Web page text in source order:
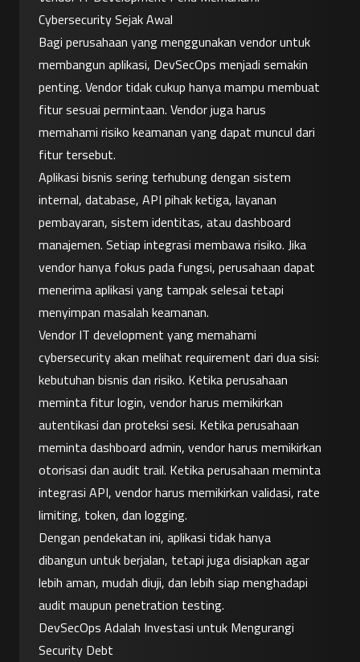
Cybersecurity Sejak Awal
Bagi perusahaan yang menggunakan vendor untuk
membangun aplikasi, DevSecOps menjadi semakin
penting. Vendor tidak cukup hanya mampu membuat
fitur sesuai permintaan. Vendor juga harus
memahami risiko keamanan yang dapat muncul dari
fitur tersebut.
Aplikasi bisnis sering terhubung dengan sistem
internal, database, API pihak ketiga, layanan
pembayaran, sistem identitas, atau dashboard
manajemen. Setiap integrasi membawa risiko. Jika
vendor hanya fokus pada fungsi, perusahaan dapat
menerima aplikasi yang tampak selesai tetapi
menyimpan masalah keamanan.
Vendor IT development yang memahami
cybersecurity akan melihat requirement dari dua sisi:
kebutuhan bisnis dan risiko. Ketika perusahaan
meminta fitur login, vendor harus memikirkan
autentikasi dan proteksi sesi. Ketika perusahaan
meminta dashboard admin, vendor harus memikirkan
otorisasi dan audit trail. Ketika perusahaan meminta
integrasi API, vendor harus memikirkan validasi, rate
limiting, token, dan logging.
Dengan pendekatan ini, aplikasi tidak hanya
dibangun untuk berjalan, tetapi juga disiapkan agar
lebih aman, mudah diuji, dan lebih siap menghadapi
audit maupun penetration testing.
DevSecOps Adalah Investasi untuk Mengurangi
Security Debt